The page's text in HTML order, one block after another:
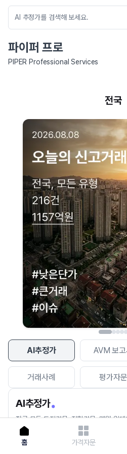
파이퍼 프로
PIPER Professional Services
AI추정가 AVM 보고
거래사례 평가자문
AI추정가
전국 모든 토지건물, 집합건물, 매월 업
세요.
네이버 지도
현재 네이버 지도 연결이 원활하지
이용에 불편을 드려
다시 시도
홈 가격자문